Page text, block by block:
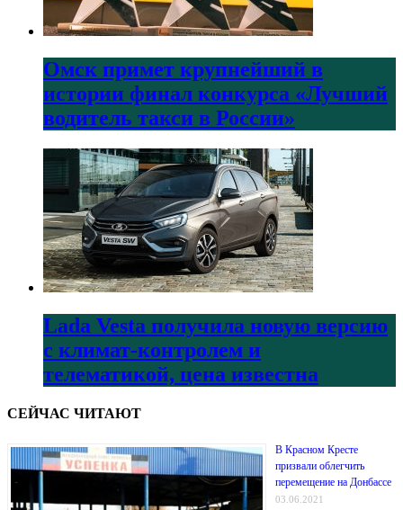
Омск примет крупнейший в
истории финал конкурса «Лучший
водитель такси в России»
Lada Vesta получила новую версию
с климат-контролем и
телематикой, цена известна
СЕЙЧАС ЧИТАЮТ
В Красном Кресте
призвали облегчить
перемещение на Донбассе
03.06.2021